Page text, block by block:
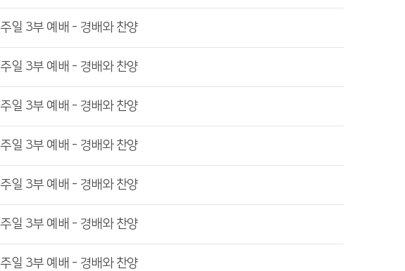
주일 3부 예배 - 경배와 찬양
주일 3부 예배 - 경배와 찬양
주일 3부 예배 - 경배와 찬양
주일 3부 예배 - 경배와 찬양
주일 3부 예배 - 경배와 찬양
주일 3부 예배 - 경배와 찬양
주일 3부 예배 - 경배와 찬양